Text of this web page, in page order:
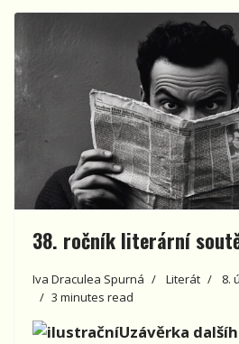
38. ročník literární
Iva Draculea Spurná Literát
8.
3 minutes read
Uzávěrka